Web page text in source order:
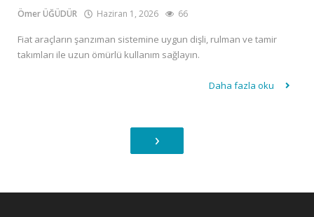
Ömer ÜĞÜDÜR Haziran 1, 2026 66
Fiat araçların şanzıman sistemine uygun dişli, rulman ve tamir
takımları ile uzun ömürlü kullanım sağlayın.
Daha fazla oku
›